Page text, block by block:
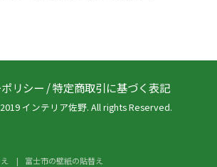
リシー /特定商取引に基づく表記
インテリア佐野. All rights Reserved.
富士市の壁紙の貼替え